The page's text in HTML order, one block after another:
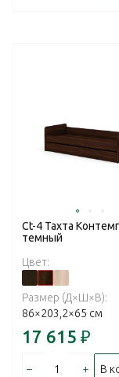
Ct-4 Тахта
темный
Цвет:
Размер (Д×Ш×В):
86×203,2×65 см
17 615 ₽
– + В